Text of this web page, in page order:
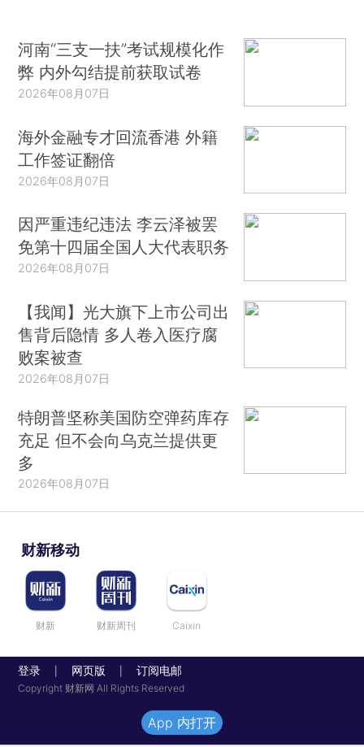
河南“三支一扶”考试规模化作
弊 内外勾结提前获取试卷
2026年08月07日
海外金融专才回流香港 外籍
工作签证翻倍
2026年08月07日
因严重违纪违法 李云泽被罢
免第十四届全国人大代表职务
2026年08月07日
【我闻】光大旗下上市公司出
售背后隐情 多人卷入医疗腐
败案被查
2026年08月07日
特朗普坚称美国防空弹药库存
充足 但不会向乌克兰提供更
多
2026年08月07日
财新移动
财新 财新周刊 Caixin
登录 网页版 订阅电邮
Copyright 财新网 All Rights Reserved
App 内打开